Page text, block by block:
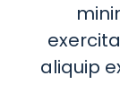
aliquip